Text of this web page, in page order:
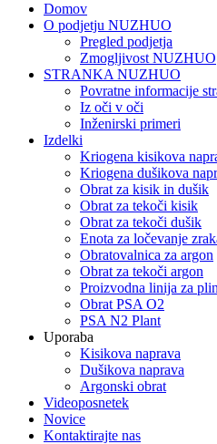
Domov
O podjetju NUZHUO
Pregled podjetja
Zmogljivost NUZHUO
STRANKA NUZHUO
Povratne informacije
Iz oči v oči
Inženirski primeri
Izdelki
Kriogena kisikova
Kriogena dušikova
Obrat za kisik in dušik
Obrat za tekoči kisik
Obrat za tekoči dušik
Enota za ločevanje
Obratovalnica za argon
Obrat za tekoči argon
Proizvodna linija za
Obrat PSA O2
PSA N2 Plant
Uporaba
Kisikova naprava
Dušikova naprava
Argonski obrat
Videoposnetek
Novice
Kontaktirajte nas